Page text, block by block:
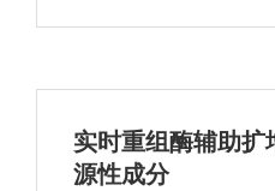
色谱-质谱联用技术结
中挥发性风味物质变化
质，分析各组挥发性物
类物质是鸡爪腥味的主
实时重组酶辅助扩
源性成分